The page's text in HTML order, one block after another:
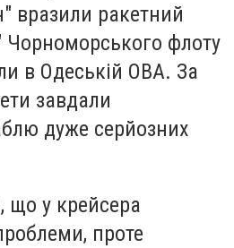
вразили ракетний
флоту
в Одеській ОВА. За
завдали
дуже серйозних
що у крейсера
проте